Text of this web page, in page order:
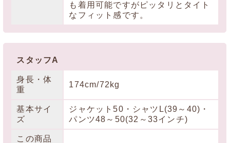
も着用可能ですがピッタリとタイト
なフィット感です。
スタッフA
身長・体
重
174cm/72kg
基本サイ
ズ
ジャケット50・シャツL(39～40)・
パンツ48～50(32～33インチ)
この商品